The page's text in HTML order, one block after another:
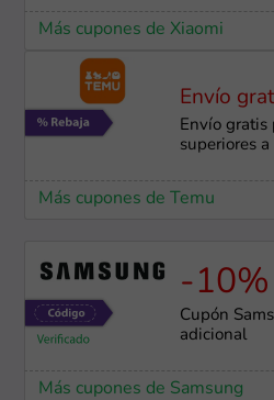
Más cupones de Xiaomi
Envío
Envío gratis
superiores a
Más cupones de Temu
-10%
Cupón
adicional
Más cupones de Samsung